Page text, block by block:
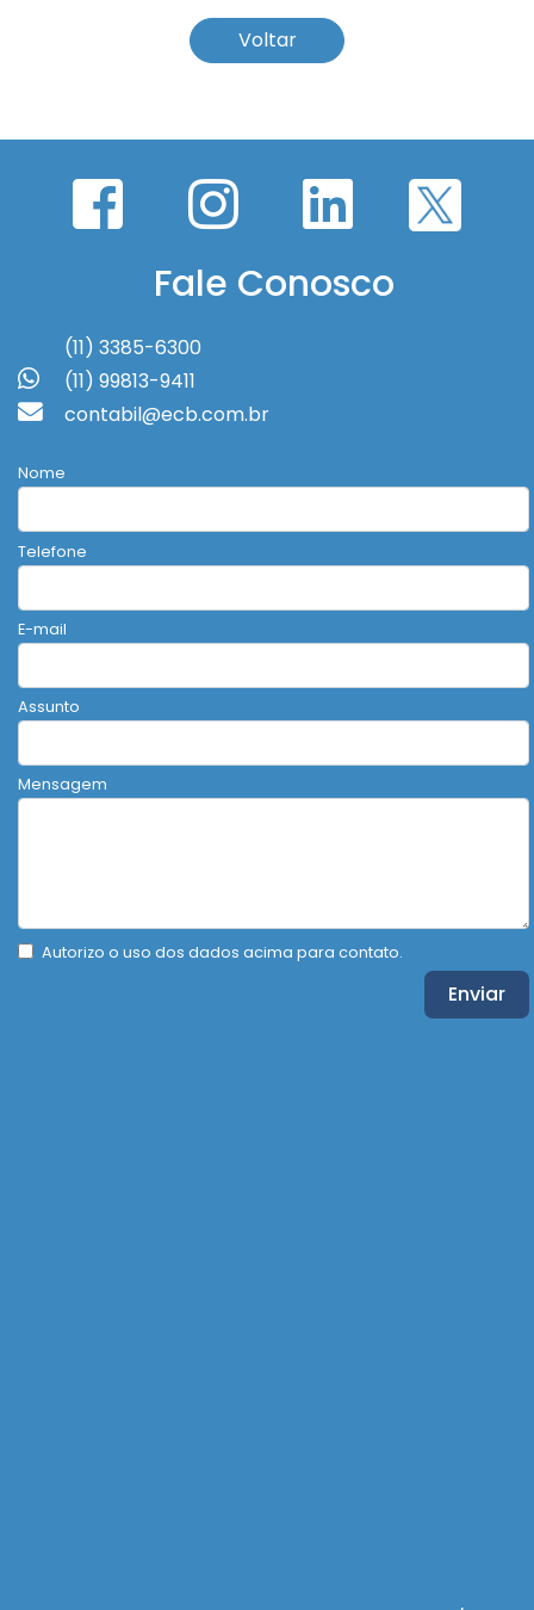
Voltar
Fale Conosco
(11) 3385-6300
(11) 99813-9411
contabil@ecb.com.br
Nome
Telefone
E-mail
Assunto
Mensagem
Autorizo o uso dos dados acima para contato.
Enviar